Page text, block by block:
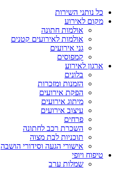
כל נותני השירות
מקום לאירוע
אולמות חתונה
אולמות לאירועים קטנים
גני אירועים
קמפוסים
ארגון לאירוע
בלונים
הזמנות ומזכרות
הפקת אירועים
מיתוג אירועים
עיצוב אירועים
פרחים
השכרת רכב לחתונה
תוכניות לבת מצוה
אישורי הגעה וסידורי הושבה
טיפוח ויופי
שמלות ערב